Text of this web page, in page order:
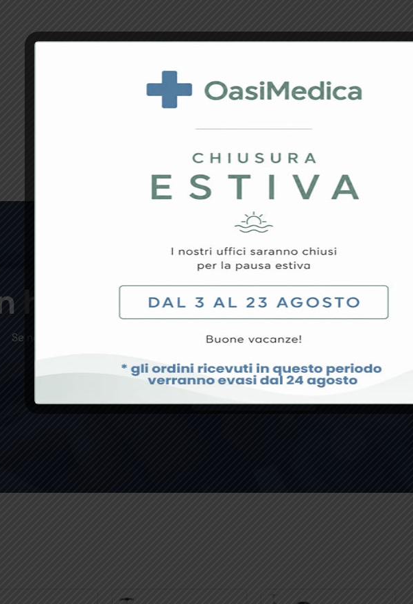
hai trovato il prodotto
Se non trovi un prodotto specifico o hai qualche richiesta particolare, non
CONTATTACI